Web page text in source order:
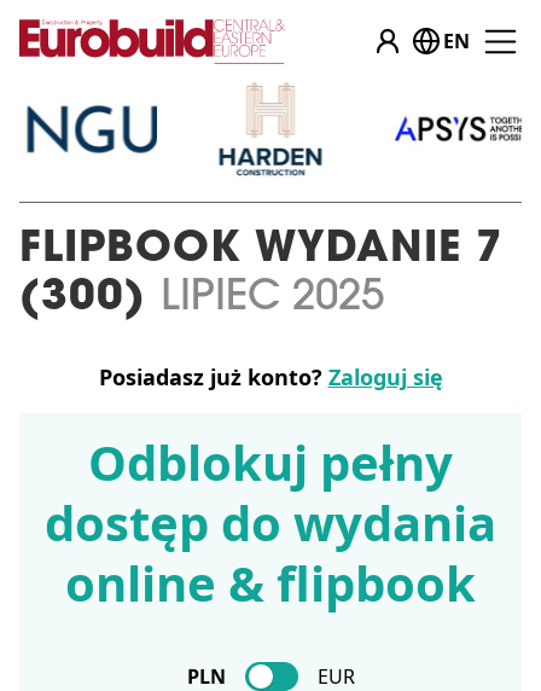
EN
FLIPBOOK WYDANIE 7
(300) LIPIEC 2025
Posiadasz już konto? Zaloguj się
Odblokuj pełny
dostęp do wydania
online & flipbook
PLN EUR